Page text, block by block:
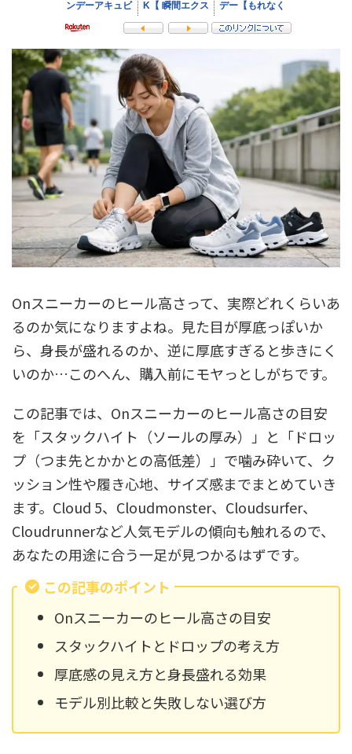
Onスニーカーのヒール高さって、実際どれくらいあ
るのか気になりますよね。見た目が厚底っぽいか
ら、身長が盛れるのか、逆に厚底すぎると歩きにく
いのか…このへん、購入前にモヤっとしがちです。
この記事では、Onスニーカーのヒール高さの目安
を「スタックハイト（ソールの厚み）」と「ドロッ
プ（つま先とかかとの高低差）」で噛み砕いて、ク
ッション性や履き心地、サイズ感までまとめていき
ます。Cloud 5、Cloudmonster、Cloudsurfer、
Cloudrunnerなど人気モデルの傾向も触れるので、
あなたの用途に合う一足が見つかるはずです。
この記事のポイント
Onスニーカーのヒール高さの目安
スタックハイトとドロップの考え方
厚底感の見え方と身長盛れる効果
モデル別比較と失敗しない選び方